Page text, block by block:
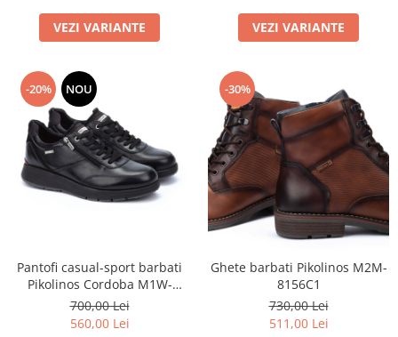
VEZI VARIANTE VEZI VARIANTE
-20% NOU
Pantofi casual-sport barbati
Pikolinos Cordoba M1W-
6262C2
700,00 Lei
560,00 Lei
-30%
Ghete barbati Pikolinos M2M-
8156C1
730,00 Lei
511,00 Lei